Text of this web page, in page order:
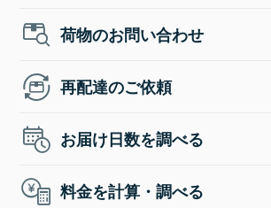
荷物のお問い合わせ
再配達のご依頼
お届け日数を調べる
料金を計算・調べる